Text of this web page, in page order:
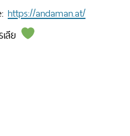
https://andaman.at/
ลีย